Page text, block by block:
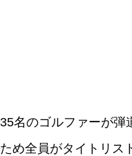
名のゴルファーが
め全員がタイトリス